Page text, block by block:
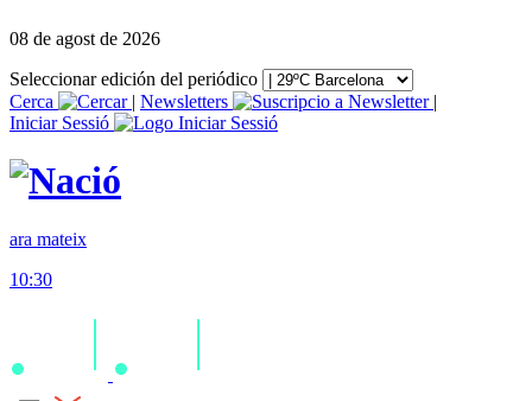
08 de agost de 2026
Seleccionar edición del periódico
Cerca
| Newsletters
|
Iniciar Sessió
ara mateix
10:30